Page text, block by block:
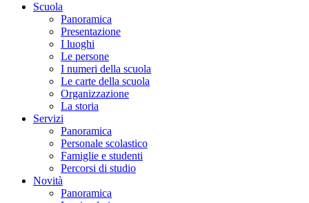
Scuola
Panoramica
Presentazione
I luoghi
Le persone
I numeri della scuola
Le carte della scuola
Organizzazione
La storia
Servizi
Panoramica
Personale scolastico
Famiglie e studenti
Percorsi di studio
Novità
Panoramica